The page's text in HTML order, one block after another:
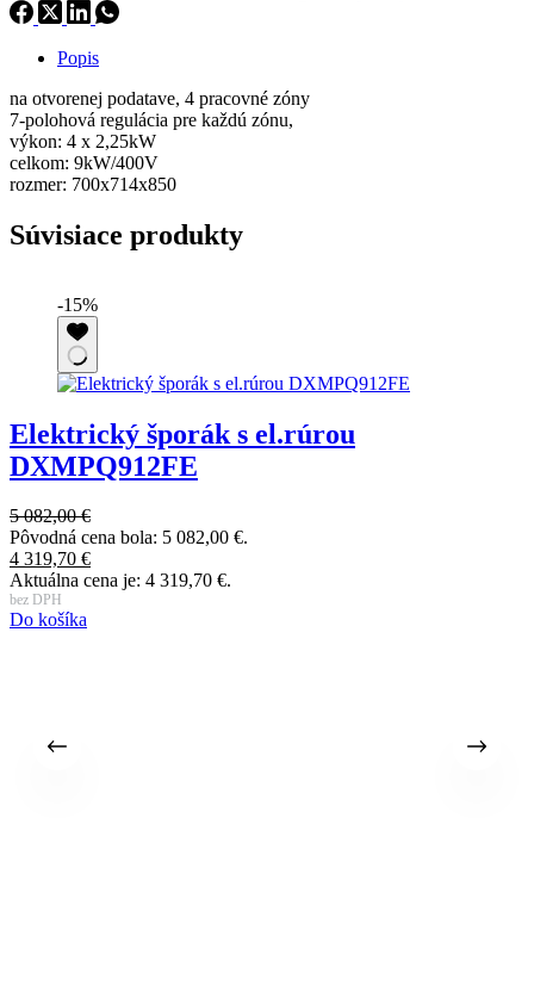
Popis
na otvorenej podatave, 4 pracovné zóny
7-polohová regulácia pre každú zónu,
výkon: 4 x 2,25kW
celkom: 9kW/400V
rozmer: 700x714x850
Súvisiace produkty
-15%
Elektrický šporák s el.rúrou
DXMPQ912FE
5 082,00€
Pôvodná cena bola: 5 082,00 €.
4 319,70 €
Aktuálna cena je: 4 319,70 €.
bez DPH
Do košíka